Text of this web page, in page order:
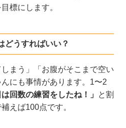
標にします。
どうすればいい？
しまう」「お腹がそこまで空い
にも事情があります。1〜2
は回数の練習をしたね！」
と割
えば100点です。